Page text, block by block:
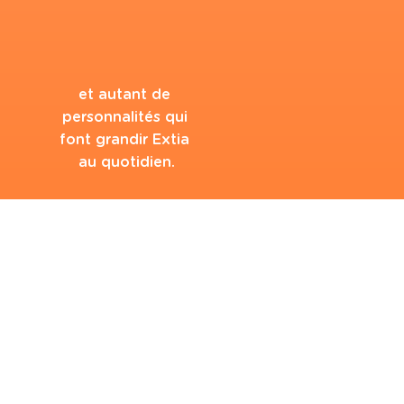
et autant de
personnalités qui
font grandir Extia
au quotidien.